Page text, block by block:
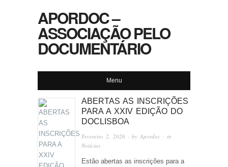
APORDOC –
ASSOCIAÇÃO PELO
DOCUMENTÁRIO
Menu
ABERTAS AS INSCRIÇÕES
PARA A XXIV EDIÇÃO DO
DOCLISBOA
Fevereiro 2, 2026 · byApordoc · in
Notícias
Estão abertas as inscrições para a